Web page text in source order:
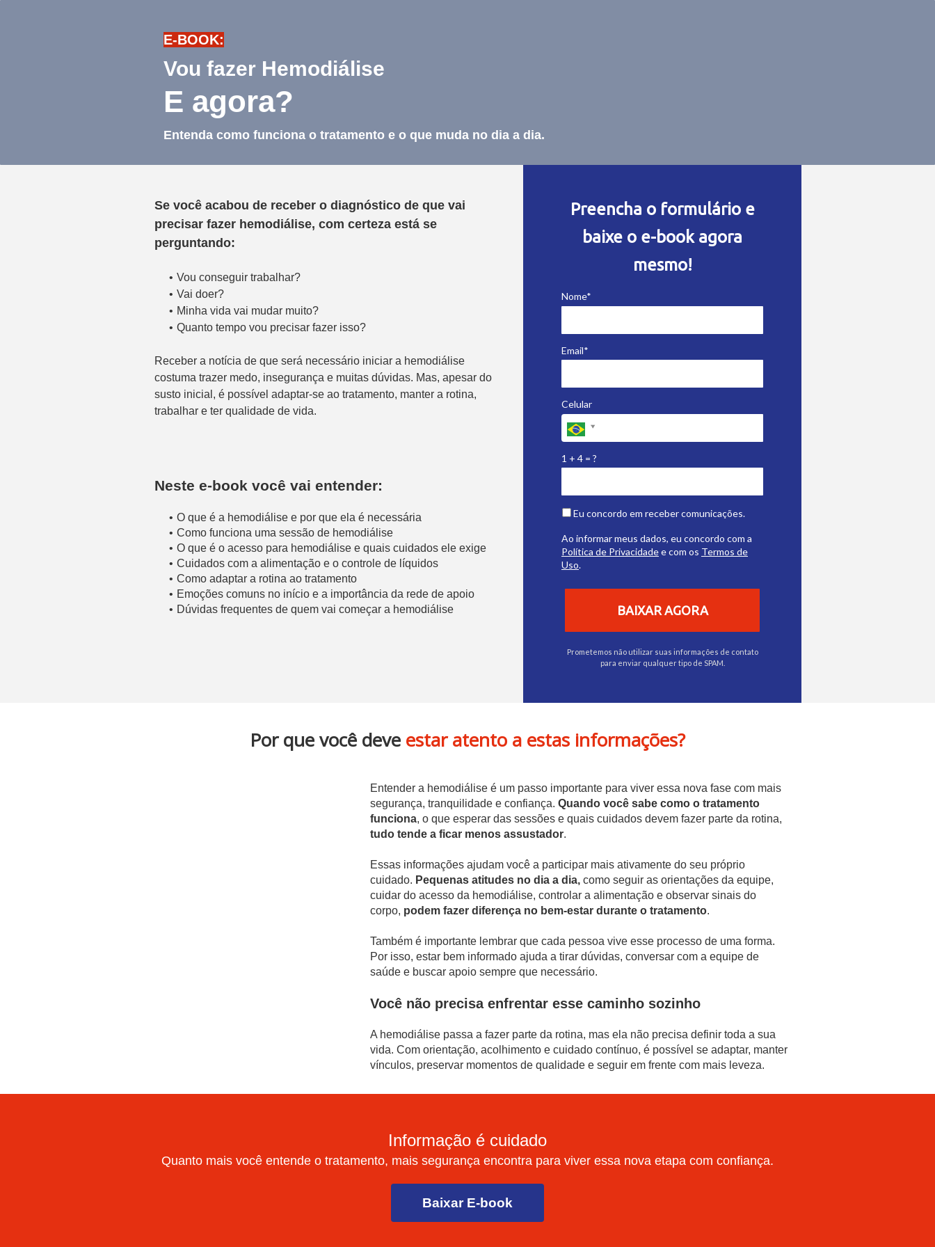
E-BOOK:
Vou fazer Hemodiálise
E agora?
Entenda como funciona o tratamento e o que muda no dia a dia.
Se você acabou de receber o diagnóstico de que vai
precisar fazer hemodiálise, com certeza está se
perguntando:
Vou conseguir trabalhar?
Vai doer?
Minha vida vai mudar muito?
Quanto tempo vou precisar fazer isso?
Receber a notícia de que será necessário iniciar a hemodiálise
costuma trazer medo, insegurança e muitas dúvidas. Mas, apesar do
susto inicial, é possível adaptar-se ao tratamento, manter a rotina,
trabalhar e ter qualidade de vida.
Neste e-book você vai entender:
O que é a hemodiálise e por que ela é necessária
Como funciona uma sessão de hemodiálise
O que é o acesso para hemodiálise e quais cuidados ele exige
Cuidados com a alimentação e o controle de líquidos
Como adaptar a rotina ao tratamento
Emoções comuns no início e a importância da rede de apoio
Dúvidas frequentes de quem vai começar a hemodiálise
Preencha o formulário e
baixe o e-book agora
mesmo!
Nome*
Email*
Celular
1 + 4 = ?
Eu concordo em receber comunicações.
Ao informar meus dados, eu concordo com a
Política de Privacidadee com os Termos de
Uso.
BAIXAR AGORA
Prometemos não utilizar suas informações de contato
para enviar qualquer tipo de SPAM.
Por que você deve estar atento a estas informações?
Entender a hemodiálise é um passo importante para viver essa nova fase com mais
segurança, tranquilidade e confiança. Quando você sabe como o tratamento
funciona, o que esperar das sessões e quais cuidados devem fazer parte da rotina,
tudo tende a ficar menos assustador.
Essas informações ajudam você a participar mais ativamente do seu próprio
cuidado. Pequenas atitudes no dia a dia, como seguir as orientações da equipe,
cuidar do acesso da hemodiálise, controlar a alimentação e observar sinais do
corpo, podem fazer diferença no bem-estar durante o tratamento.
Também é importante lembrar que cada pessoa vive esse processo de uma forma.
Por isso, estar bem informado ajuda a tirar dúvidas, conversar com a equipe de
saúde e buscar apoio sempre que necessário.
Você não precisa enfrentar esse caminho sozinho
A hemodiálise passa a fazer parte da rotina, mas ela não precisa definir toda a sua
vida. Com orientação, acolhimento e cuidado contínuo, é possível se adaptar, manter
vínculos, preservar momentos de qualidade e seguir em frente com mais leveza.
Informação é cuidado
Quanto mais você entende o tratamento, mais segurança encontra para viver essa nova etapa com confiança.
Baixar E-book